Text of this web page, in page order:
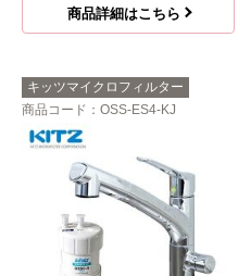
商品詳細はこちら
キッツマイクロフィルター
商品コード ：OSS-ES4-KJ